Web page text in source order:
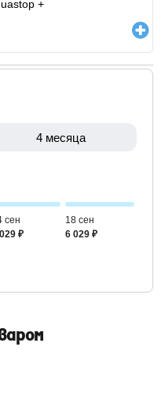
+
4 месяца
сен
₽
18 сен
6 029 ₽